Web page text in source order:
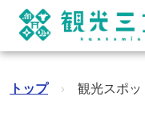
トップ › 観光スポッ